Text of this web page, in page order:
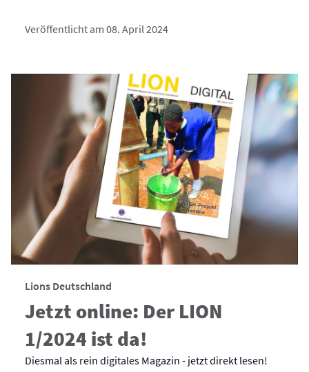
Veröffentlicht am 08. April 2024
Lions Deutschland
Jetzt online: Der LION
1/2024 ist da!
Diesmal als rein digitales Magazin - jetzt direkt lesen!